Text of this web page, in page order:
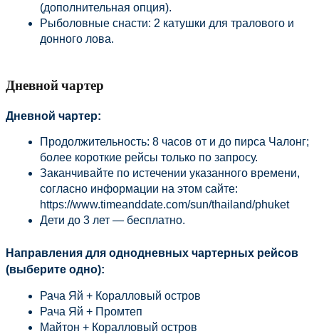
(дополнительная опция).
Рыболовные снасти: 2 катушки для тралового и
донного лова.
Дневной чартер
Дневной чартер:
Продолжительность: 8 часов от и до пирса Чалонг;
более короткие рейсы только по запросу.
Заканчивайте по истечении указанного времени,
согласно информации на этом сайте:
https://www.timeanddate.com/sun/thailand/phuket
Дети до 3 лет — бесплатно.
Направления для однодневных чартерных рейсов
(выберите одно):
Рача Яй + Коралловый остров
Рача Яй + Промтеп
Майтон + Коралловый остров